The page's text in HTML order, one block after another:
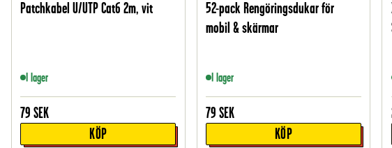
Patchkabel U/UTP Cat6 2m, vit
I lager
79 SEK
KÖP
52-pack Rengöringsdukar för
mobil & skärmar
I lager
79 SEK
KÖP